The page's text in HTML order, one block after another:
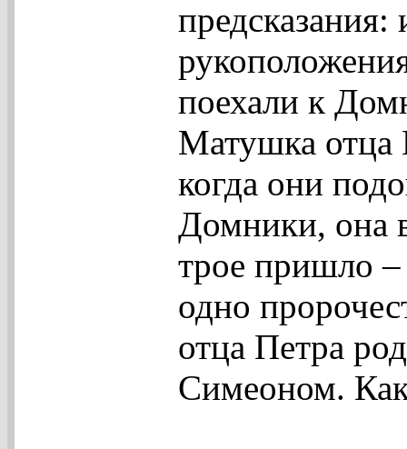
поехали к
Матушка отца
когда они
Домники, она
трое пришло
одно
отца Петра
Симеоном.